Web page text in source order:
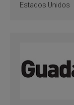
Estados Unidos